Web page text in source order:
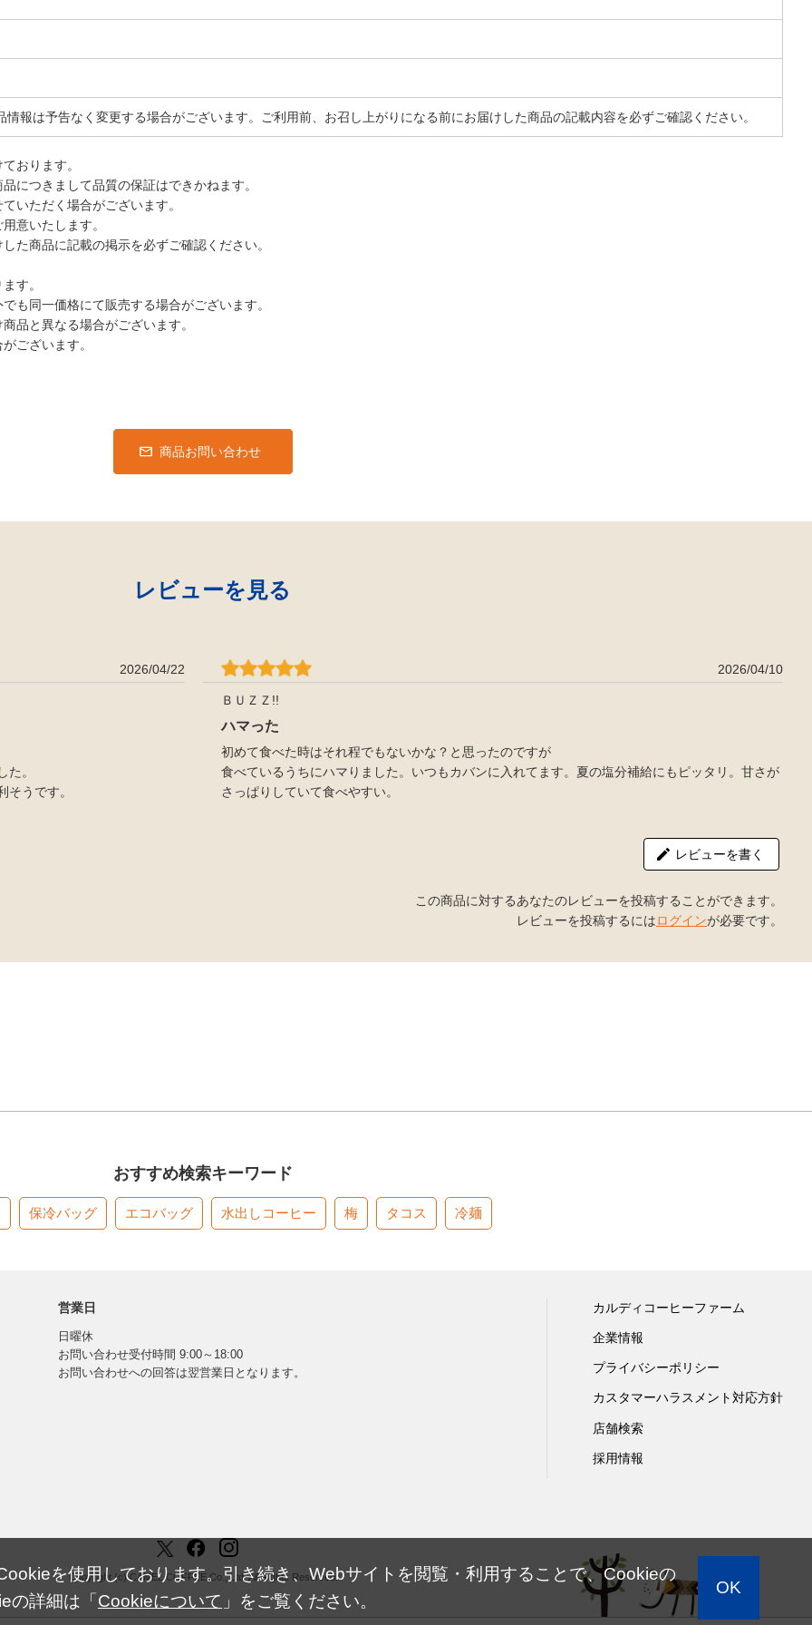
報は予告なく変更する場合がございます。ご利用前、お召し上がりになる前にお届けした商品の記載内容を必ずご確認ください。
おります。
につきまして品質の保証はできかねます。
いただく場合がございます。
意いたします。
た商品に記載の掲示を必ずご確認ください。
す。
も同一価格にて販売する場合がございます。
品と異なる場合がございます。
ございます。
商品お問い合わせ
レビューを見る
2026/04/22
。
うです。
2026/04/10
ＢＵＺＺ!!
ハマった
初めて食べた時はそれ程でもないかな？と思ったのですが
食べているうちにハマりました。いつもカバンに入れてます。夏の塩分補給にもピッタリ。甘さが
さっぱりしていて食べやすい。
レビューを書く
この商品に対するあなたのレビューを投稿することができます。
レビューを投稿するにはログインが必要です。
おすすめ検索キーワード
保冷バッグ エコバッグ 水出しコーヒー 梅 タコス 冷麺
営業日
日曜休
お問い合わせ受付時間 9:00～18:00
お問い合わせへの回答は翌営業日となります。
カルディコーヒーファーム
企業情報
プライバシーポリシー
カスタマーハラスメント対応方針
店舗検索
採用情報
Copyright (c) CAMEL COFFEE Co., Ltd. All Rights Reserved.
を使用しております。引き続き、Webサイトを閲覧・利用することで、Cookieの
の詳細は「 Cookieについて 」をご覧ください。
OK